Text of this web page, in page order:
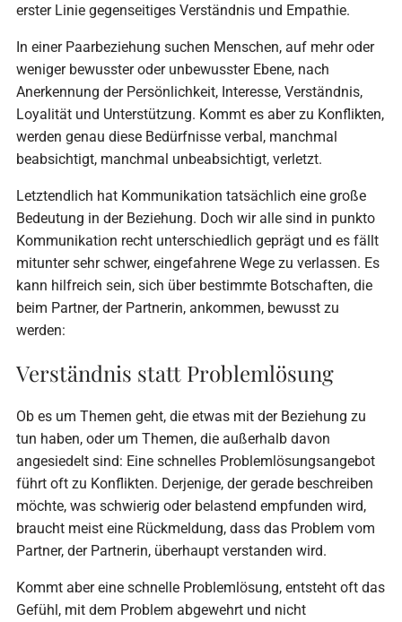
erster Linie gegenseitiges Verständnis und Empathie.
In einer Paarbeziehung suchen Menschen, auf mehr oder
weniger bewusster oder unbewusster Ebene, nach
Anerkennung der Persönlichkeit, Interesse, Verständnis,
Loyalität und Unterstützung. Kommt es aber zu Konflikten,
werden genau diese Bedürfnisse verbal, manchmal
beabsichtigt, manchmal unbeabsichtigt, verletzt.
Letztendlich hat Kommunikation tatsächlich eine große
Bedeutung in der Beziehung. Doch wir alle sind in punkto
Kommunikation recht unterschiedlich geprägt und es fällt
mitunter sehr schwer, eingefahrene Wege zu verlassen. Es
kann hilfreich sein, sich über bestimmte Botschaften, die
beim Partner, der Partnerin, ankommen, bewusst zu
werden:
Verständnis statt Problemlösung
Ob es um Themen geht, die etwas mit der Beziehung zu
tun haben, oder um Themen, die außerhalb davon
angesiedelt sind: Eine schnelles Problemlösungsangebot
führt oft zu Konflikten. Derjenige, der gerade beschreiben
möchte, was schwierig oder belastend empfunden wird,
braucht meist eine Rückmeldung, dass das Problem vom
Partner, der Partnerin, überhaupt verstanden wird.
Kommt aber eine schnelle Problemlösung, entsteht oft das
Gefühl, mit dem Problem abgewehrt und nicht